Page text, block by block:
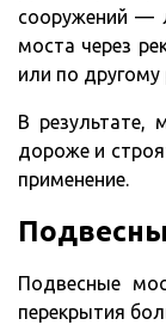
сооружений —
моста через
или по
В результате,
дороже и
применение.
Подвесные
перекрытия